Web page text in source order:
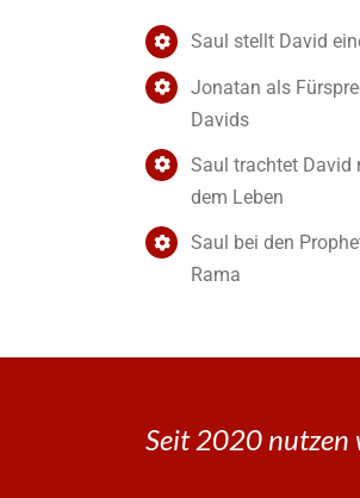
Saul stellt David
Jonatan als
Davids
Saul trachtet David
dem Leben
Saul bei den
Rama
Seit 2020 nutzen